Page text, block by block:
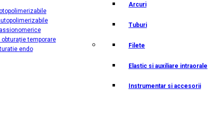
obturație temporare
endo
Arcuri
Tuburi
Filete
Elastic si auxiliare intraorale
Instrumentar si accesorii